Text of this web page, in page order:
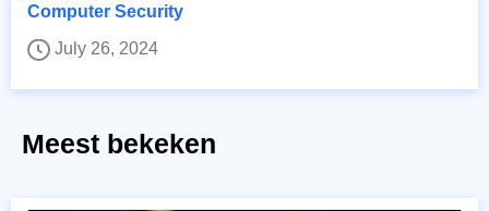
Computer Security
July 26, 2024
Meest bekeken